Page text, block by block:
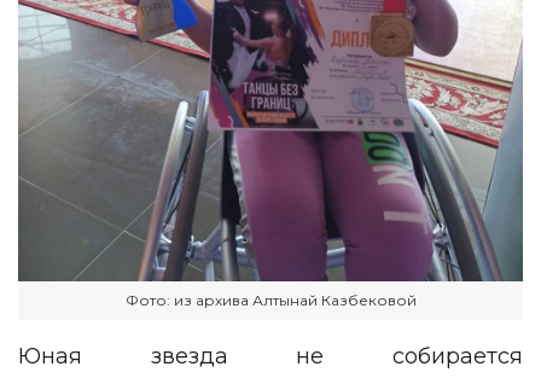
Фото: из архива Алтынай Казбековой
Юная звезда не собирается